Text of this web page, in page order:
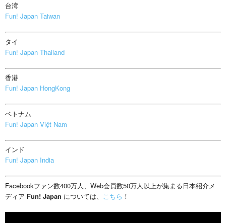
台湾
Fun! Japan Taiwan
タイ
Fun! Japan Thailand
香港
Fun! Japan HongKong
ベトナム
Fun! Japan Việt Nam
インド
Fun! Japan India
Facebookファン数400万人、Web会員数50万人以上が集まる日本紹介メ
ディア Fun! Japan については、 こちら ！